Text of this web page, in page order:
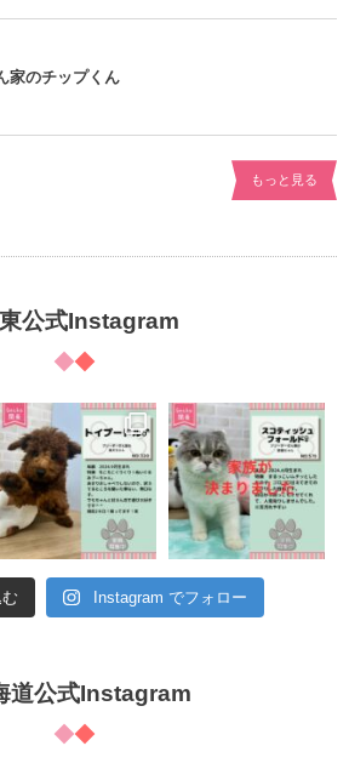
家のチップくん
もっと見る
公式Instagram
Instagram でフォロー
道公式Instagram